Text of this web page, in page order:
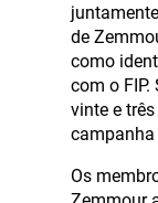
de
como
com o
vinte e
campanha
Os